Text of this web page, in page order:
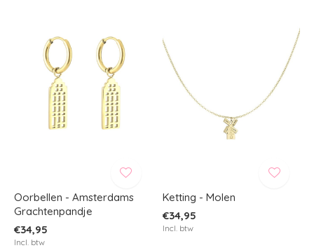
Oorbellen - Amsterdams
Grachtenpandje
€34,95
Incl. btw
Ketting - Molen
€34,95
Incl. btw